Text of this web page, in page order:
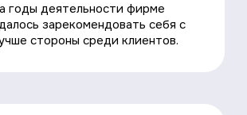
годы деятельности фирме
зарекомендовать себя с
стороны среди клиентов.